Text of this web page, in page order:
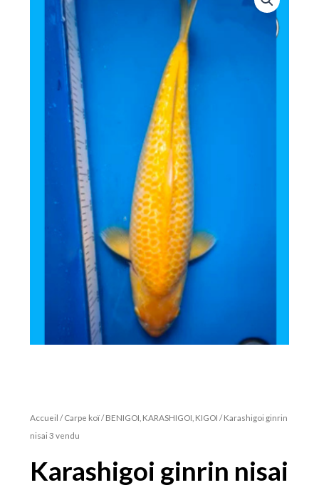
Accueil /Carpe koï/BENIGOI, KARASHIGOI, KIGOI / Karashigoi ginrin
nisai 3 vendu
Karashigoi ginrin nisai